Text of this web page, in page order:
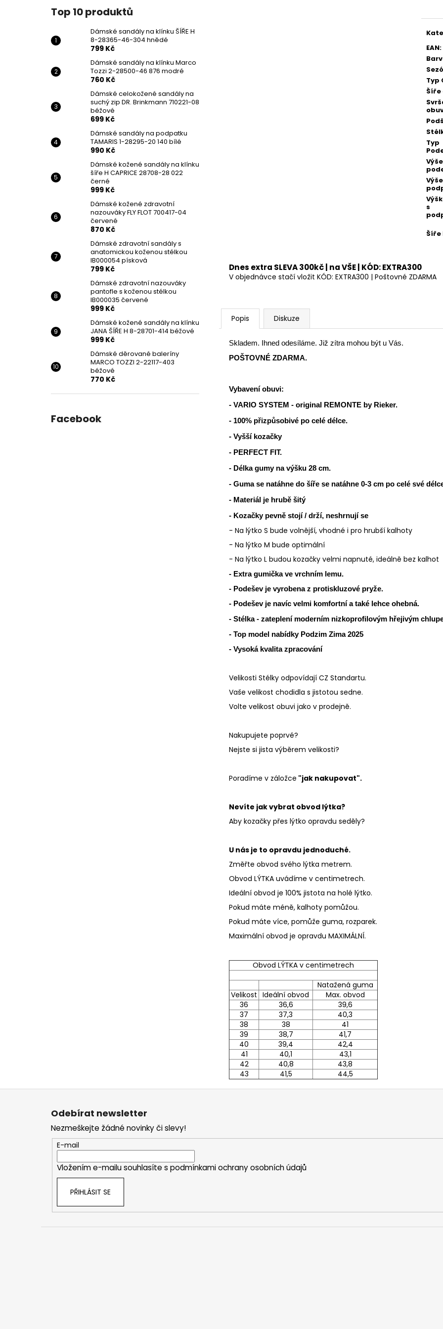
Top 10 produktů
Dámské sandály na klínku ŠÍŘE H
8-28365-46-304 hnědé
799 Kč
Dámské sandály na klínku Marco
Tozzi 2-28500-46 876 modré
760 Kč
Dámské celokožené sandály na
suchý zip DR. Brinkmann 710221-08
béžové
699 Kč
Dámské sandály na podpatku
TAMARIS 1-28295-20 140 bílé
990 Kč
Dámské kožené sandály na klínku
šíře H CAPRICE 28708-28 022
černé
999 Kč
Dámské kožené zdravotní
nazouváky FLY FLOT 700417-04
červené
870 Kč
Dámské zdravotní sandály s
anatomickou koženou stélkou
IB000054 písková
799 Kč
Dámské zdravotní nazouváky
pantofle s koženou stélkou
IB000035 červené
999 Kč
Dámské kožené sandály na klínku
JANA ŠÍŘE H 8-28701-414 béžové
999 Kč
Dámské děrované baleríny
MARCO TOZZI 2-22117-403
béžové
770 Kč
Facebook
EAN:
Typ
Šíře
Typ
Výše
Výše
s
Šíře
Dnes extra SLEVA 300kč | na VŠE | KÓD: EXTRA300
V objednávce stačí vložit KÓD: EXTRA300 | Poštovné ZDARMA
Popis Diskuze
Skladem. Ihned odesíláme. Již zítra mohou být u Vás.
POŠTOVNÉ ZDARMA.
Vybavení obuvi:
- VARIO SYSTEM - original REMONTE by Rieker.
- 100% přizpůsobivé po celé délce.
- Vyšší kozačky
- PERFECT FIT.
- Délka gumy na výšku 28 cm.
- Guma se natáhne do šíře se natáhne 0-3 cm po celé své
- Materiál je hrubě šitý
- Kozačky pevně stojí / drží, neshrnují se
- Na lýtko S bude volnější, vhodné i pro hrubší kalhoty
- Na lýtko M bude optimální
- Na lýtko L budou kozačky velmi napnuté, ideálně bez kalhot
- Extra gumička ve vrchním lemu.
- Podešev je vyrobena z protiskluzové pryže.
- Podešev je navíc velmi komfortní a také lehce ohebná.
- Stélka - zateplení moderním nizkoprofilovým hřejivým
- Top model nabídky Podzim Zima 2025
- Vysoká kvalita zpracování
Velikosti Stélky odpovídají CZ Standartu.
Vaše velikost chodidla s jistotou sedne.
Volte velikost obuvi jako v prodejně.
Nakupujete poprvé?
Nejste si jista výběrem velikosti?
Poradíme v záložce "jak nakupovat".
Nevíte jak vybrat obvod lýtka?
Aby kozačky přes lýtko opravdu seděly?
U nás je to opravdu jednoduché.
Změřte obvod svého lýtka metrem.
Obvod LÝTKA uvádíme v centimetrech.
Ideální obvod je 100% jistota na holé lýtko.
Pokud máte méně, kalhoty pomůžou.
Pokud máte více, pomůže guma, rozparek.
Maximální obvod je opravdu MAXIMÁLNÍ.
Obvod LÝTKA v centimetrech
Natažená guma
Velikost Ideální obvod
Max. obvod
36
36,6
39,6
37
37,3
40,3
38
38
41
39
38,7
41,7
40
39,4
42,4
41
40,1
43,1
42
40,8
43,8
43
41,5 44,5
Z
Odebírat newsletter
Nezmeškejte žádné novinky či slevy!
E-mail
Vložením e-mailu souhlasíte s podmínkami ochrany osobních údajů
PŘIHLÁSIT SE